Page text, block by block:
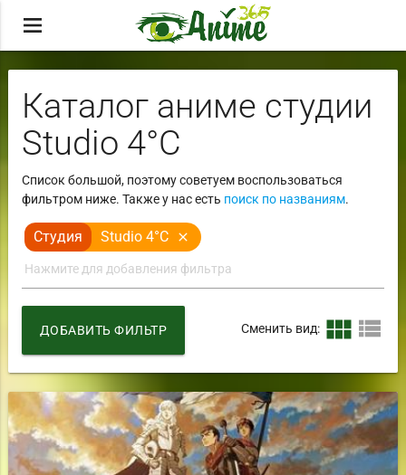
menu
Каталог аниме студии
Studio 4°C
Список большой, поэтому советуем воспользоваться
фильтром ниже. Также у нас есть поиск по названиям.
Студия Studio 4°C close
Сменить вид: view_module view_list
ДОБАВИТЬ ФИЛЬТР